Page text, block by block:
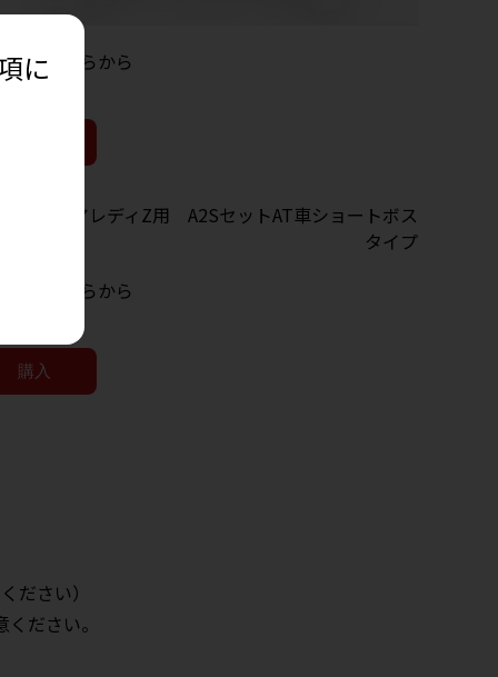
入はこちらから
入はこちらから
ださい）
ださい。
に